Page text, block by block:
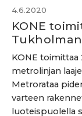
4.6.2020
KONE
KONE
metrolinjan
Metrorataa
varteen
luoteispuolella